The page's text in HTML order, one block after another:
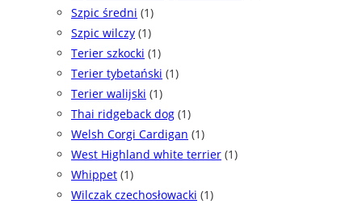
Szpic średni (1)
Szpic wilczy (1)
Terier szkocki (1)
Terier tybetański (1)
Terier walijski (1)
Thai ridgeback dog (1)
Welsh Corgi Cardigan (1)
West Highland white terrier (1)
Whippet (1)
Wilczak czechosłowacki (1)